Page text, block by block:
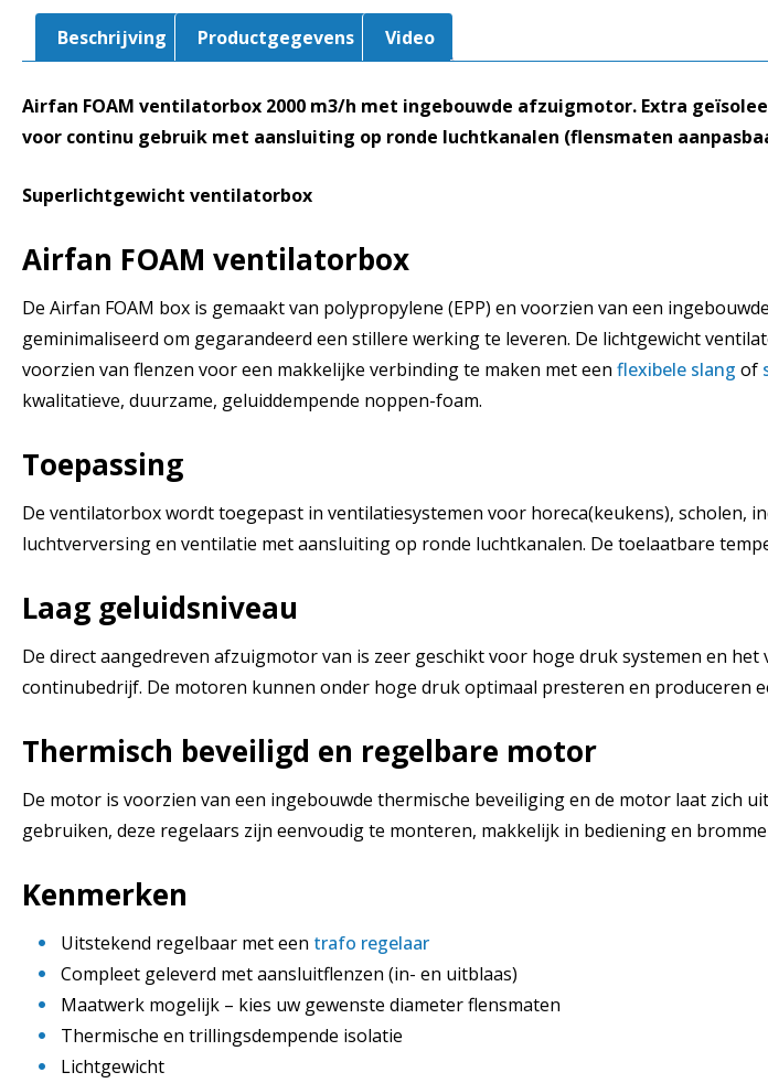
Beschrijving Productgegevens Video
Airfan FOAM ventilatorbox 2000 m3/h met ingebouwde afzuigmotor. Extra
voor continu gebruik met aansluiting op ronde luchtkanalen (flensmaten
Superlichtgewicht ventilatorbox
Airfan FOAM ventilatorbox
De Airfan FOAM box is gemaakt van polypropylene (EPP) en voorzien van een
geminimaliseerd om gegarandeerd een stillere werking te leveren. De lichtgewicht
voorzien van flenzen voor een makkelijke verbinding te maken met een flexibele slang of
kwalitatieve, duurzame, geluiddempende noppen-foam.
Toepassing
De ventilatorbox wordt toegepast in ventilatiesystemen voor horeca(keukens), scholen,
luchtverversing en ventilatie met aansluiting op ronde luchtkanalen. De toelaatbare
Laag geluidsniveau
De direct aangedreven afzuigmotor van is zeer geschikt voor hoge druk systemen en
continubedrijf. De motoren kunnen onder hoge druk optimaal presteren en produceren
Thermisch beveiligd en regelbare motor
De motor is voorzien van een ingebouwde thermische beveiliging en de motor laat zich
gebruiken, deze regelaars zijn eenvoudig te monteren, makkelijk in bediening en
Kenmerken
Uitstekend regelbaar met een trafo regelaar
Compleet geleverd met aansluitflenzen (in- en uitblaas)
Maatwerk mogelijk – kies uw gewenste diameter flensmaten
Thermische en trillingsdempende isolatie
Lichtgewicht